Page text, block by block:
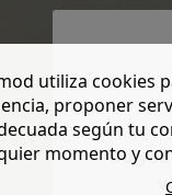
Do
utiliza cookies
proponer
según tu
momento y